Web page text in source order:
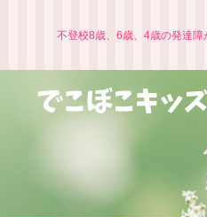
不登校8歳、6歳、4歳の発達